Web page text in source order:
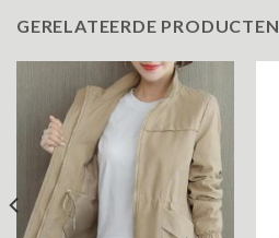
GERELATEERDE PRODUCTEN